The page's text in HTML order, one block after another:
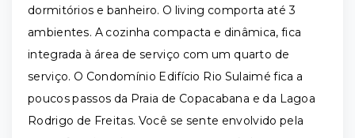
dormitórios e banheiro. O living comporta até 3
ambientes. A cozinha compacta e dinâmica, fica
integrada à área de serviço com um quarto de
serviço. O Condomínio Edifício Rio Sulaimé fica a
poucos passos da Praia de Copacabana e da Lagoa
Rodrigo de Freitas. Você se sente envolvido pela